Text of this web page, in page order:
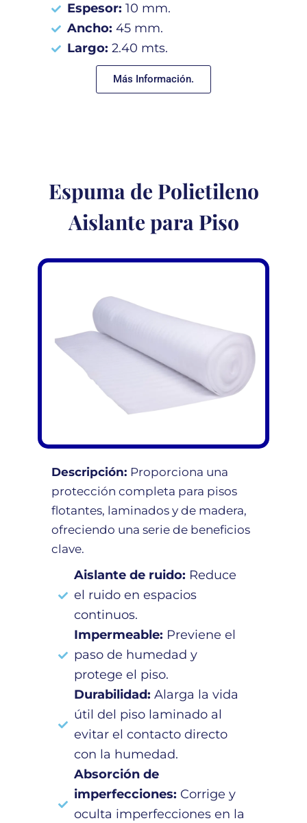
Espesor: 10 mm.
Ancho: 45 mm.
Largo: 2.40 mts.
Más Información.
Espuma de Polietileno
Aislante para Piso
Descripción: Proporciona una
protección completa para pisos
flotantes, laminados y de madera,
ofreciendo una serie de beneficios
clave.
Aislante de ruido: Reduce
el ruido en espacios
continuos.
Impermeable: Previene el
paso de humedad y
protege el piso.
Durabilidad: Alarga la vida
útil del piso laminado al
evitar el contacto directo
con la humedad.
Absorción de
imperfecciones: Corrige y
oculta imperfecciones en la